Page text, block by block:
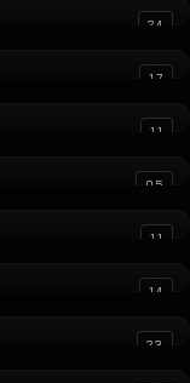
24
17
11
05
11
14
23